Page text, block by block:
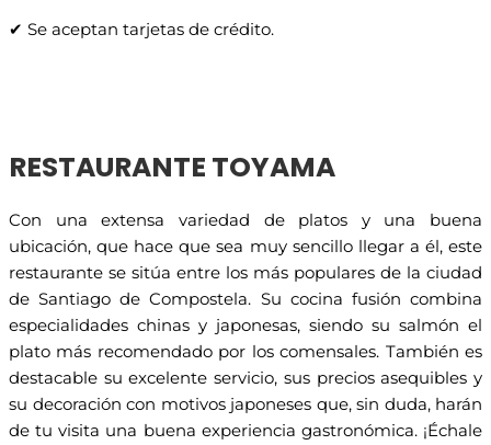
✔ Se aceptan tarjetas de crédito.
RESTAURANTE TOYAMA
Con una extensa variedad de platos y una buena
ubicación, que hace que sea muy sencillo llegar a él, este
restaurante se sitúa entre los más populares de la ciudad
de Santiago de Compostela. Su cocina fusión combina
especialidades chinas y japonesas, siendo su salmón el
plato más recomendado por los comensales. También es
destacable su excelente servicio, sus precios asequibles y
su decoración con motivos japoneses que, sin duda, harán
de tu visita una buena experiencia gastronómica. ¡Échale